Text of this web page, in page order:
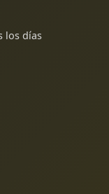
los días